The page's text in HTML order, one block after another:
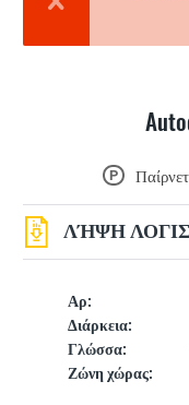
Αρ:
Διάρκεια:
Γλώσσα:
Ζώνη χώρας:
P
ΛΉΨΗ